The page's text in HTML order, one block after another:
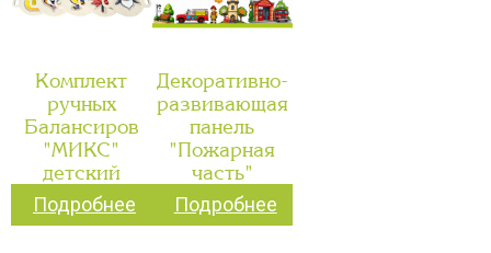
Комплект
ручных
Балансиров
"МИКС"
детский
Подробнее
Декоративно-
развивающая
панель
"Пожарная
часть"
Подробнее